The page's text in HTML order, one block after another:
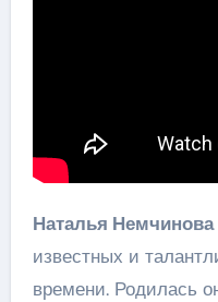
Наталья Немчинова
известных и
времени. Родилась